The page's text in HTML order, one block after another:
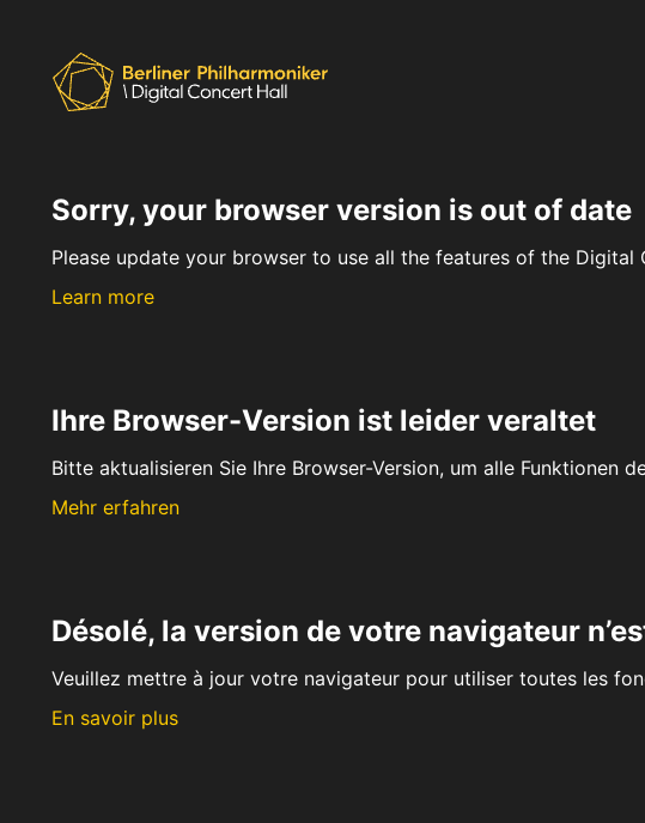
Sorry, your browser version is out of date
Please update your browser to use all the features of the Digital
Learn more
Ihre Browser-Version ist leider veraltet
Bitte aktualisieren Sie Ihre Browser-Version, um alle Funktionen
Mehr erfahren
Désolé, la version de votre navigateur
Veuillez mettre à jour votre navigateur pour utiliser toutes les
En savoir plus